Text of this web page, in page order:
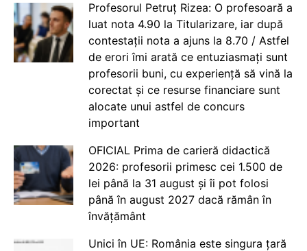
Profesorul Petruț Rizea: O profesoară a
luat nota 4.90 la Titularizare, iar după
contestații nota a ajuns la 8.70 / Astfel
de erori îmi arată ce entuziasmați sunt
profesorii buni, cu experiență să vină la
corectat și ce resurse financiare sunt
alocate unui astfel de concurs
important
OFICIAL Prima de carieră didactică
2026: profesorii primesc cei 1.500 de
lei până la 31 august și îi pot folosi
până în august 2027 dacă rămân în
învățământ
Unici în UE: România este singura țară